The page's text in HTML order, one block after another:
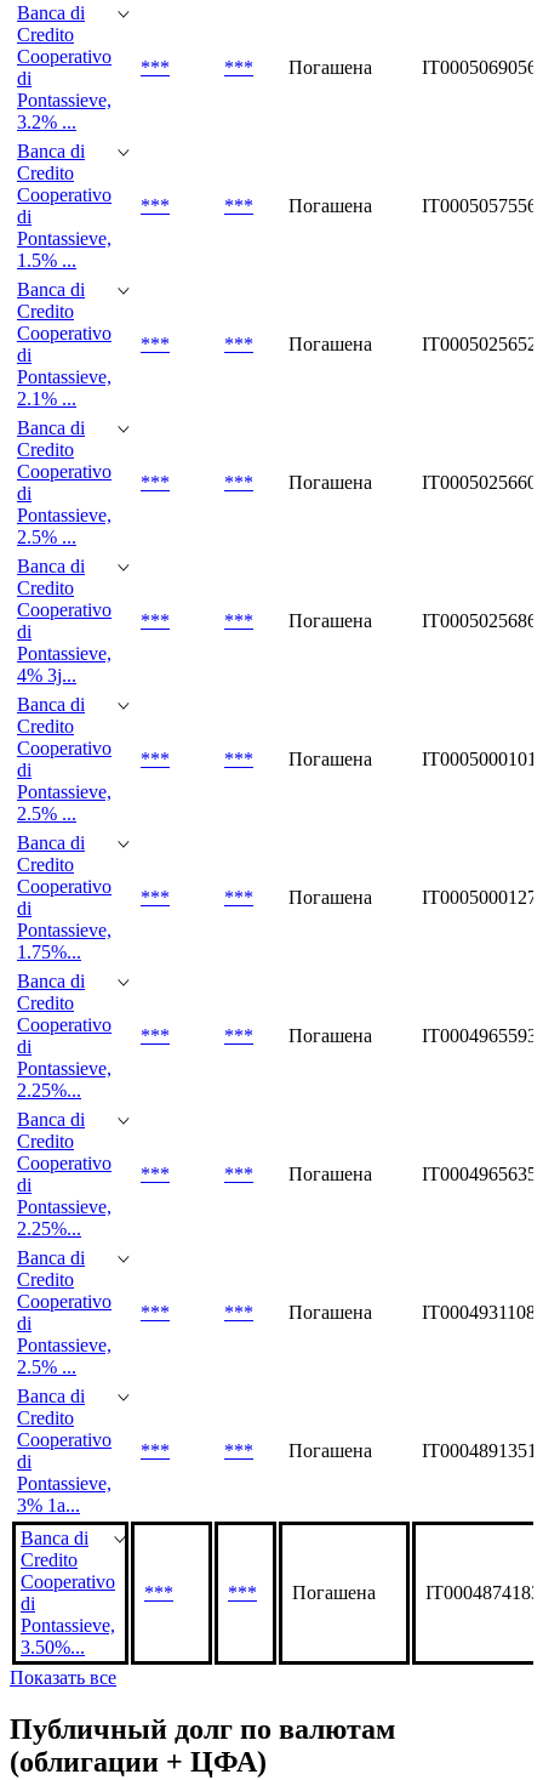
Banca di
Credito
Cooperativo
di
Pontassieve,
3.2% ...
*** *** Погашена IT0005069056
Banca di
Credito
Cooperativo
di
Pontassieve,
1.5% ...
*** *** Погашена IT0005057556
Banca di
Credito
Cooperativo
di
Pontassieve,
2.1% ...
*** *** Погашена IT0005025652
Banca di
Credito
Cooperativo
di
Pontassieve,
2.5% ...
*** *** Погашена IT0005025660
Banca di
Credito
Cooperativo
di
Pontassieve,
4% 3j...
*** *** Погашена IT0005025686
Banca di
Credito
Cooperativo
di
Pontassieve,
2.5% ...
*** *** Погашена IT0005000101
Banca di
Credito
Cooperativo
di
Pontassieve,
1.75%...
*** *** Погашена IT0005000127
Banca di
Credito
Cooperativo
di
Pontassieve,
2.25%...
*** *** Погашена IT0004965593
Banca di
Credito
Cooperativo
di
Pontassieve,
2.25%...
*** *** Погашена IT0004965635
Banca di
Credito
Cooperativo
di
Pontassieve,
2.5% ...
*** *** Погашена IT0004931108
Banca di
Credito
Cooperativo
di
Pontassieve,
3% 1a...
*** *** Погашена IT0004891351
Banca di
Credito
Cooperativo
di
Pontassieve,
3.50%...
*** *** Погашена IT0004874183
Показать все
Публичный долг по валютам
(облигации + ЦФА)